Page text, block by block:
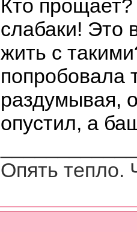
Кто
слабаки! Это
жить с
попробовала
раздумывая,
опустил, а
Опять тепло.